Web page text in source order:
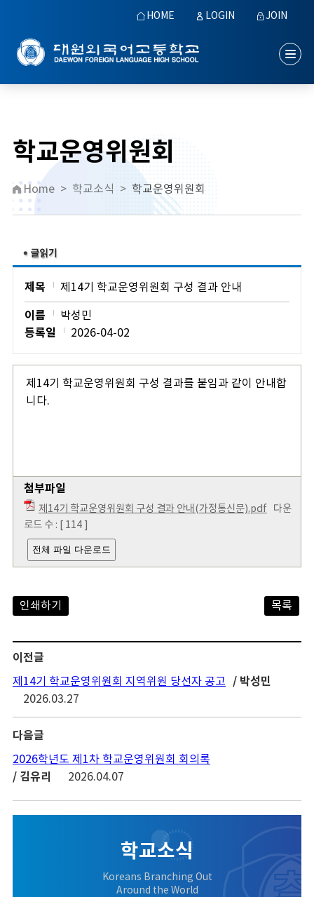
HOME LOGIN JOIN
학교소식
Koreans Branching Out
Around the World
학교운영위원회
Home > 학교소식 > 학교운영위원회
제목 제14기 학교운영위원회 구성 결과 안내
이름 박성민
등록일 2026-04-02
제14기 학교운영위원회 구성 결과를 붙임과 같이 안내합
니다.
첨부파일
제14기 학교운영위원회 구성 결과 안내(가정통신문).pdf 다운
로드 수 : [ 114 ]
전체 파일 다운로드
인쇄하기 목록
이전글
제14기 학교운영위원회 지역위원 당선자 공고 / 박성민
2026.03.27
다음글
2026학년도 제1차 학교운영위원회 회의록
/ 김유리 2026.04.07